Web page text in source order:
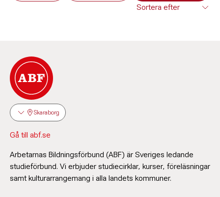
Skaraborg
Gå till abf.se
Arbetarnas Bildningsförbund (ABF) är Sveriges ledande
studieförbund. Vi erbjuder studiecirklar, kurser, föreläsningar
samt kulturarrangemang i alla landets kommuner.